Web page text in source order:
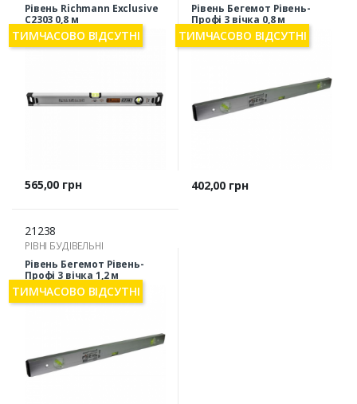
Рівень Richmann Exclusive
C2303 0,8 м
Ціна
565,00 грн
ТИМЧАСОВО ВІДСУТНІ
Рівень Бегемот Рівень-
Профі 3 вічка 0,8 м
Ціна
402,00 грн
ТИМЧАСОВО ВІДСУТНІ
21238
РІВНІ БУДІВЕЛЬНІ
Рівень Бегемот Рівень-
Профі 3 вічка 1,2 м
ТИМЧАСОВО ВІДСУТНІ